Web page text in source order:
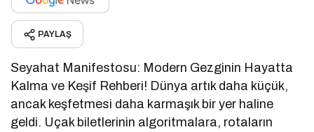
PAYLAŞ
Seyahat Manifestosu: Modern Gezginin Hayatta
Kalma ve Keşif Rehberi! Dünya artık daha küçük,
ancak keşfetmesi daha karmaşık bir yer haline
geldi. Uçak biletlerinin algoritmalara, rotaların